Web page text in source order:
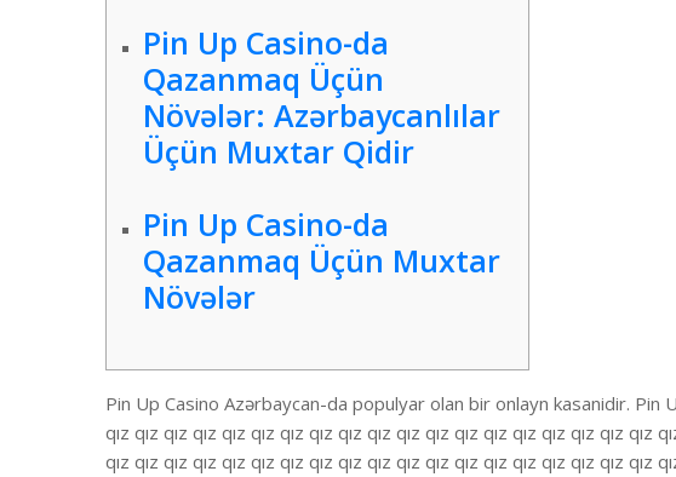
Pin Up Casino-da
Qazanmaq Üçün
Növələr: Azərbaycanlılar
Üçün Muxtar Qidir
Pin Up Casino-da
Qazanmaq Üçün Muxtar
Növələr
Pin Up Casino Azərbaycan-da populyar olan bir onlayn kasanidir. Pin
qız qız qız qız qız qız qız qız qız qız qız qız qız qız qız qız qız qız qız
qız qız qız qız qız qız qız qız qız qız qız qız qız qız qız qız qız qız qız